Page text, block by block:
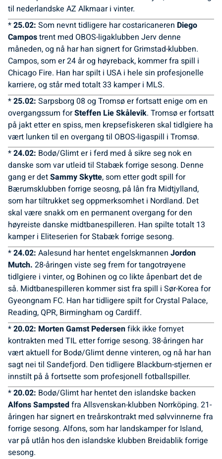
til nederlandske AZ Alkmaar i vinter.
*25.02: Som nevnt tidligere har costaricaneren Diego
Campostrent med OBOS-ligaklubben Jerv denne
måneden, og nå har han signert for Grimstad-klubben.
Campos, som er 24 år og høyreback, kommer fra spill i
Chicago Fire. Han har spilt i USA i hele sin profesjonelle
karriere, og står med totalt 33 kamper i MLS.
*25.02: Sarpsborg 08 og Tromsø er fortsatt enige om en
overgangssum forSteffen Lie Skålevik. Tromsø er fortsatt
på jakt etter en spiss, men krepsefiskeren skal tidlgiere ha
vært lunken til en overgang til OBOS-ligaspill i Tromsø.
*24.02: Bodø/Glimt er i ferd med å sikre seg nok en
danske som var utleid til Stabæk forrige sesong. Denne
gang er detSammy Skytte, som etter godt spill for
Bærumsklubben forrige seosng, på lån fra Midtjylland,
som har tiltrukket seg oppmerksomhet i Nordland. Det
skal være snakk om en permanent overgang for den
høyreiste danske midtbanespilleren. Han spilte totalt 13
kamper i Eliteserien for Stabæk forrige sesong.
*24.02: Aalesund har hentet engelskmannen Jordon
Mutch. 28-åringen viste seg frem for tangotrøyene
tidlgiere i vinter, og Bohinen og co likte åpenbart det de
så. Midtbanespilleren kommer sist fra spill i Sør-Korea for
Gyeongnam FC. Han har tidligere spilt for Crystal Palace,
Reading, QPR, Birmingham og Cardiff.
*20.02: Morten Gamst Pedersenfikk ikke fornyet
kontrakten med TIL etter forrige sesong. 38-åringen har
vært aktuell for Bodø/Glimt denne vinteren, og nå har han
sagt nei til Sandefjord. Den tidligere Blackburn-stjernen er
innstilt på å fortsette som profesjonell fotballspiller.
*20.02: Bodø/Glimt har hentet den islandske backen
Alfons Sampstedfra Allsvenskan-klubben Norrköping. 21-
åringen har signert en treårskontrakt med sølvvinnerne fra
forrige sesong. Alfons, som har landskamper for Island,
var på utlån hos den islandske klubben Breidablik forrige
sesong.